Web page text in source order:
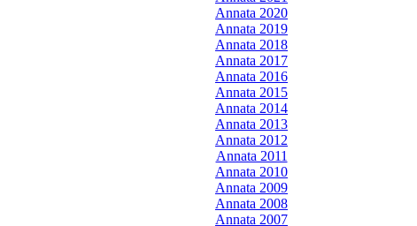
Annata 2020
Annata 2019
Annata 2018
Annata 2017
Annata 2016
Annata 2015
Annata 2014
Annata 2013
Annata 2012
Annata 2011
Annata 2010
Annata 2009
Annata 2008
Annata 2007